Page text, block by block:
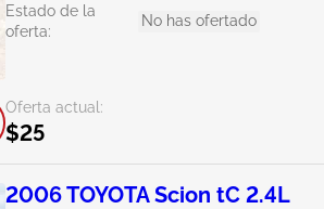
Estado de la
oferta:
No has ofertado
Oferta actual:
$25
2006 TOYOTA Scion tC 2.4L